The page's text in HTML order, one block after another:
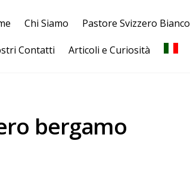
Chi Siamo Pastore Svizzero Bianco
Contatti Articoli e Curiosità
bergamo